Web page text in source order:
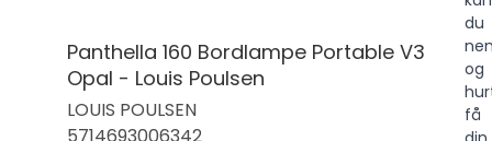
Panthella 160 Bordlampe Portable V3
Opal - Louis Poulsen
LOUIS POULSEN
5714693006342
du
og
få